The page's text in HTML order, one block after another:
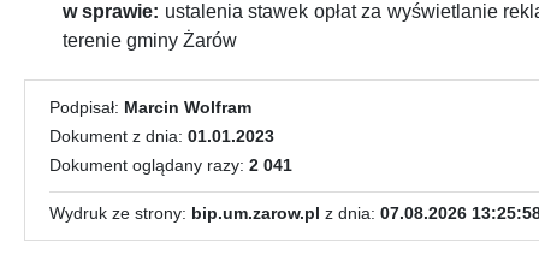
w sprawie: ustalenia stawek opłat za wyświetlanie
terenie gminy Żarów
Podpisał: Marcin Wolfram
Dokument z dnia: 01.01.2023
Dokument oglądany razy: 2 041
Wydruk ze strony: bip.um.zarow.pl z dnia: 07.08.2026